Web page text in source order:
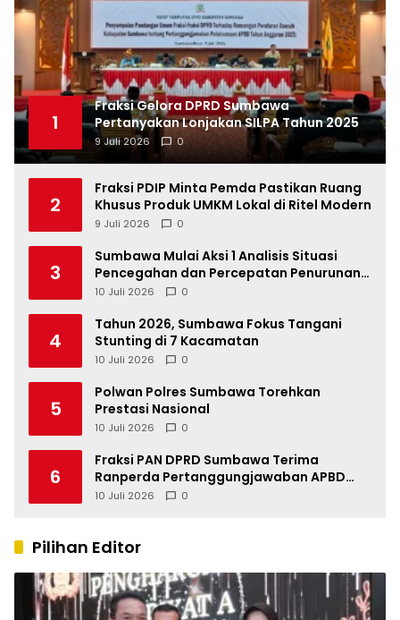
1
Fraksi Gelora DPRD Sumbawa
Pertanyakan Lonjakan SILPA Tahun 2025
9 Juli 2026 0
2
Fraksi PDIP Minta Pemda Pastikan Ruang
Khusus Produk UMKM Lokal di Ritel Modern
9 Juli 2026 0
3
Sumbawa Mulai Aksi 1 Analisis Situasi
Pencegahan dan Percepatan Penurunan
Stunting Tahun 2026
10 Juli 2026 0
4
Tahun 2026, Sumbawa Fokus Tangani
Stunting di 7 Kacamatan
10 Juli 2026 0
5
Polwan Polres Sumbawa Torehkan
Prestasi Nasional
10 Juli 2026 0
6
Fraksi PAN DPRD Sumbawa Terima
Ranperda Pertanggungjawaban APBD
2025, Soroti SILPA Rp201,68 Miliar dan
10 Juli 2026 0
Pilihan Editor